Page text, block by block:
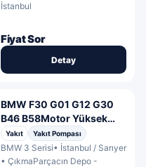
İstanbul
Fiyat Sor
Detay
BMW F30 G01 G12 G30
B46 B58Motor Yüksek
Basınçlı Yakıt Pompası
Yakıt Yakıt Pompası
BMW 3 Serisi• İstanbul / Sarıyer
• ÇıkmaParçacın Depo -